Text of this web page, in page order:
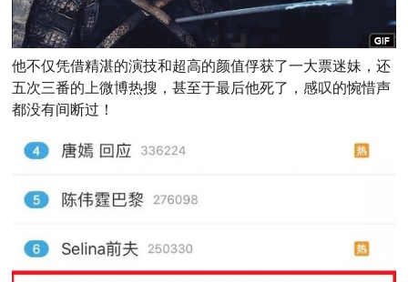
他不仅凭借精湛的演技和超高的颜值俘获了一大票迷妹，还
五次三番的上微博热搜，甚至于最后他死了，感叹的惋惜声
都没有间断过！